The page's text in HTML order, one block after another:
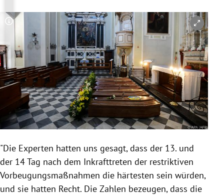
Copyright-Hinweis öffnen/schließen
"Die Experten hatten uns gesagt, dass der 13. und
der 14 Tag nach dem Inkrafttreten der restriktiven
Vorbeugungsmaßnahmen die härtesten sein würden,
und sie hatten Recht. Die Zahlen bezeugen, dass die